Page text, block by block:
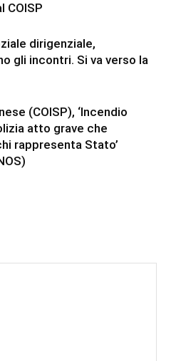
COISP
dirigenziale,
gli incontri. Si va verso la
(COISP), ‘Incendio
atto grave che
rappresenta Stato’